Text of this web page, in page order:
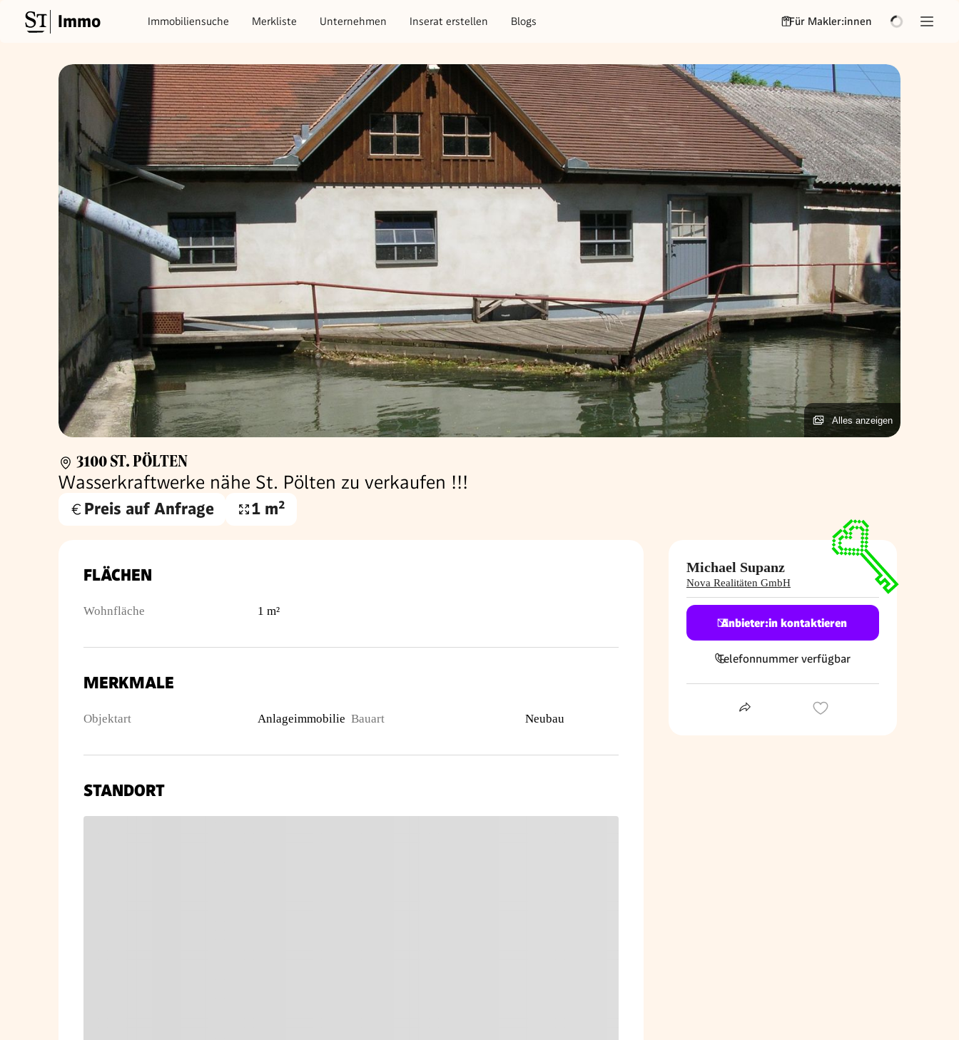
Immo Immobiliensuche Merkliste Unternehmen Inserat erstellen Blogs Für Makler:innen
Alles anzeigen
3100 ST. PÖLTEN
Wasserkraftwerke nähe St. Pölten zu verkaufen !!!
Preis auf Anfrage Wohnfläche
1 m²
FLÄCHEN
Wohnfläche 1 m²
MERKMALE
Objektart Anlageimmobilie Bauart Neubau
STANDORT
Michael Supanz
Nova Realitäten GmbH
Anbieter:in kontaktieren
Telefonnummer verfügbar